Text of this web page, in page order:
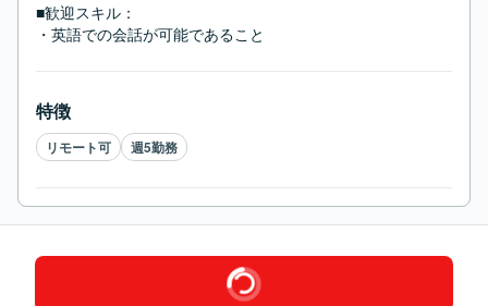
■歓迎スキル：
・英語での会話が可能であること
特徴
リモート可 週5勤務